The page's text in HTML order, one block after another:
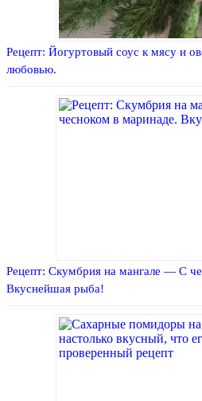
Рецепт: Йогуртовый соус к мясу и
любовью.
Рецепт: Скумбрия на мангале — С
Вкуснейшая рыба!